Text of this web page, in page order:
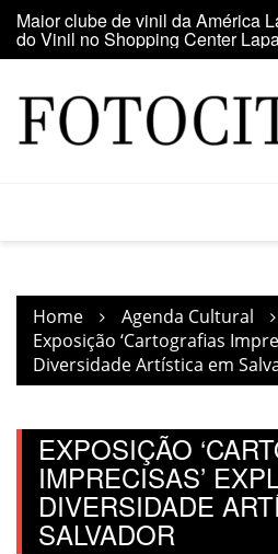
Skip
content
Maior clube de vinil da América
do Vinil no Shopping Center
Home
Agenda Cultural
Exposição ‘Cartografias
Diversidade Artística em
EXPOSIÇÃO
IMPRECISAS’
DIVERSIDADE
SALVADOR